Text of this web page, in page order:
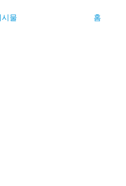
물 홈